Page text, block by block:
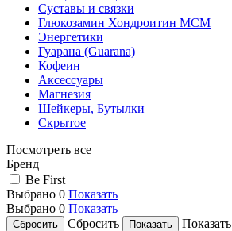
Суставы и связки
Глюкозамин Хондроитин МСМ
Энергетики
Гуарана (Guarana)
Кофеин
Аксессуары
Магнезия
Шейкеры, Бутылки
Скрытое
Посмотреть все
Бренд
Be First
Выбрано 0 Показать
Выбрано 0 Показать
Сбросить
Показать